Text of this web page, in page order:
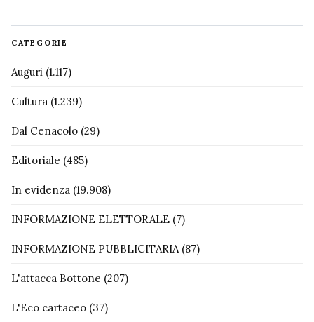
CATEGORIE
Auguri (1.117)
Cultura (1.239)
Dal Cenacolo (29)
Editoriale (485)
In evidenza (19.908)
INFORMAZIONE ELETTORALE (7)
INFORMAZIONE PUBBLICITARIA(87)
L'attacca Bottone (207)
L'Eco cartaceo (37)